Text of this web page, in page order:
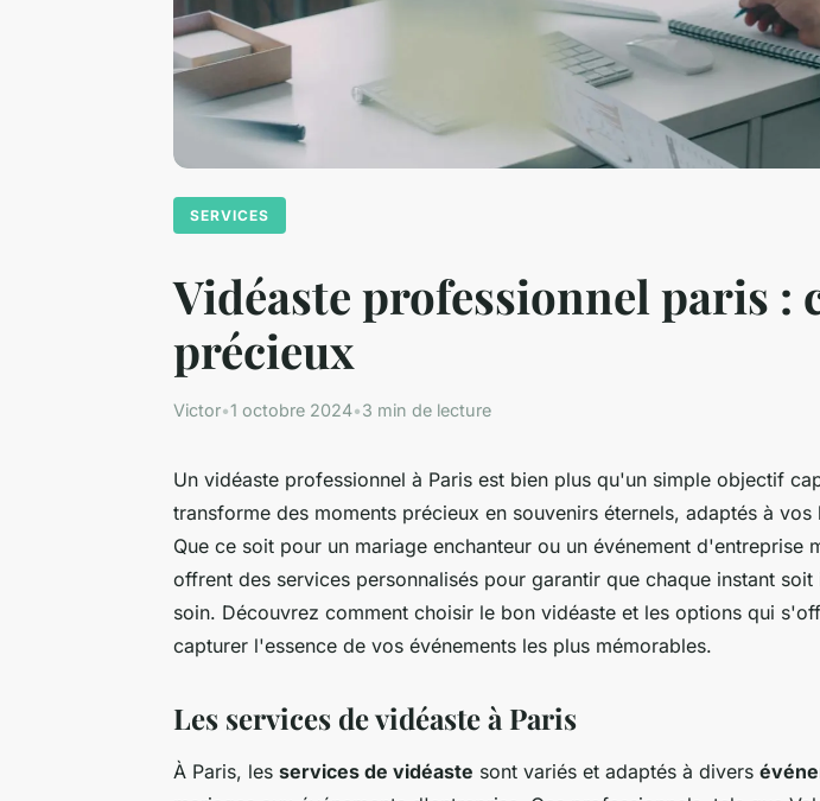
SERVICES
Vidéaste professionnel paris :
précieux
Victor•1 octobre 2024•3 min de lecture
Un vidéaste professionnel à Paris est bien plus qu'un simple objectif
transforme des moments précieux en souvenirs éternels, adaptés à
Que ce soit pour un mariage enchanteur ou un événement d'entreprise
offrent des services personnalisés pour garantir que chaque instant
soin. Découvrez comment choisir le bon vidéaste et les options qui
capturer l'essence de vos événements les plus mémorables.
Les services de vidéaste à Paris
À Paris, les services de vidéaste sont variés et adaptés à divers